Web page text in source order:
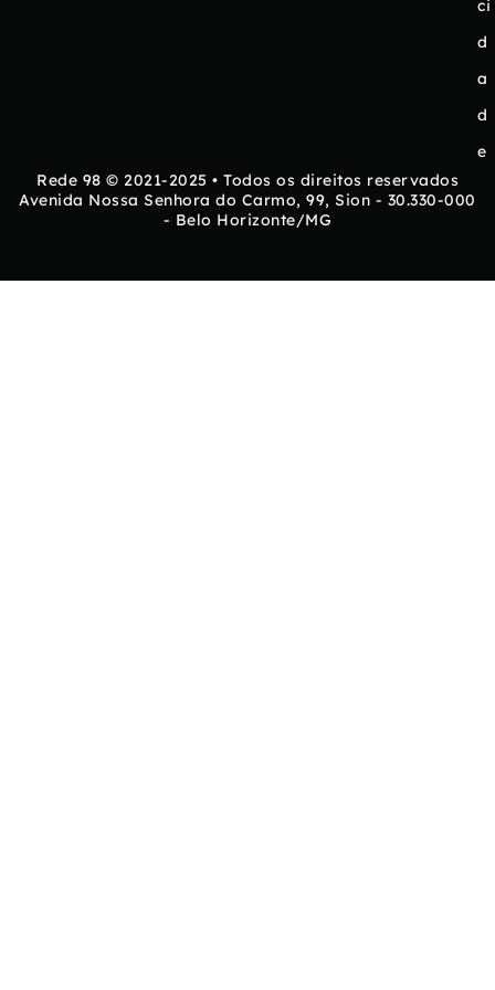
ci
d
a
d
e
Rede 98 © 2021-2025 • Todos os direitos reservados
Avenida Nossa Senhora do Carmo, 99, Sion - 30.330-000
- Belo Horizonte/MG